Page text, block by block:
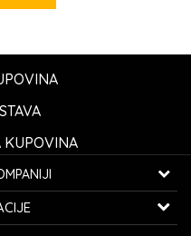
KUPOVINA
d.o.o.